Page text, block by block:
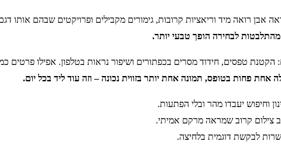
רואה מיד וריאציות קרובות, גימורים מקבילים ופרויקטים שבהם אותו
לבחירה הופך טבעי יותר.
הקטנת טפסים, חידוד מסרים בכפתורים ושיפור נראות בטלפון. אפילו
פחות בטופס, תמונה אחת יותר בזווית נכונה – וזה עוד ליד בכל יום.
וחיפוש יעבדו מהר ובלי הפתעות.
צילום קרוב שמראה מרקם אמיתי.
לבקשת דוגמית בלחיצה.